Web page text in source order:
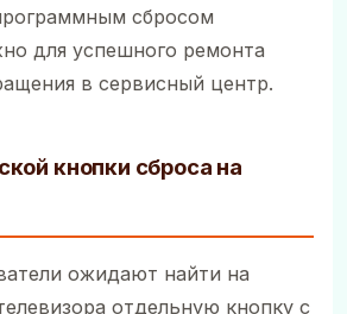
сбросом
для успешного ремонта
в сервисный центр.
кнопки сброса на
ожидают найти на
отдельную кнопку с